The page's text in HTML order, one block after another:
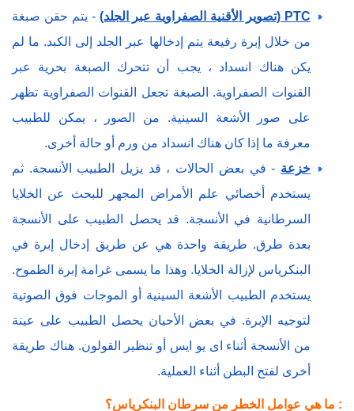
PTC (تصوير الأقنية الصفراوية عبر الجلد)
- يتم حقن صبغة
من خلال إبرة رفيعة يتم إدخالها عبر الجلد إلى الكبد. ما لم
يكن هناك انسداد ، يجب أن تتحرك الصبغة بحرية عبر
القنوات الصفراوية. الصبغة تجعل القنوات الصفراوية تظهر
على صور الأشعة السينية. من الصور ، يمكن للطبيب
معرفة ما إذا كان هناك انسداد من ورم أو حالة أخرى.
خزعة - في بعض الحالات ، قد يزيل الطبيب الأنسجة. ثم
يستخدم أخصائي علم الأمراض المجهر للبحث عن الخلايا
السرطانية في الأنسجة. قد يحصل الطبيب على الأنسجة
بعدة طرق. طريقة واحدة هي عن طريق إدخال إبرة في
البنكرياس لإزالة الخلايا. وهذا ما يسمى غرامة إبرة الطموح.
يستخدم الطبيب الأشعة السينية أو الموجات فوق الصوتية
لتوجيه الإبرة. في بعض الأحيان يحصل الطبيب على عينة
من الأنسجة أثناء ای یو ایس أو تنظير القولون. هناك طريقة
أخرى لفتح البطن أثناء العملية.
ما هي عوامل الخطر من سرطان البنكرياس؟ :